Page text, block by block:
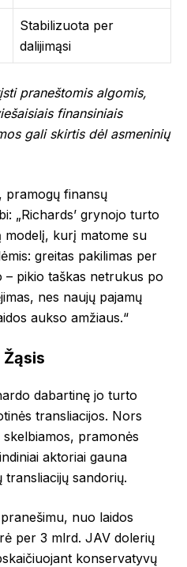
Stabilizuota per
dalijimąsi
praneštomis algomis,
finansiniais
gali skirtis dėl asmeninių
pramogų finansų
„Richards’ grynojo turto
modelį, kurį matome su
greitas pakilimas per
– pikio taškas netrukus po
nes naujų pajamų
aukso amžiaus.“
dabartinę jo turto
transliacijos. Nors
pramonės
aktoriai gauna
sandorių.
nuo laidos
per 3 mlrd. JAV dolerių
konservatyvų